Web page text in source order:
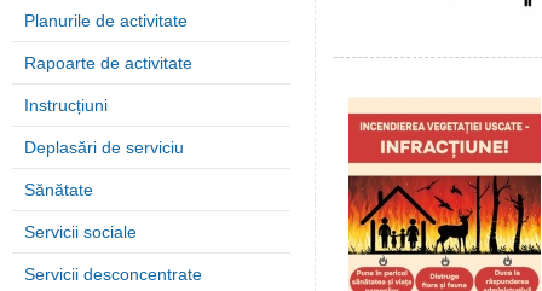
Planurile de activitate
Rapoarte de activitate
Instrucțiuni
Deplasări de serviciu
Sănătate
Servicii sociale
Servicii desconcentrate